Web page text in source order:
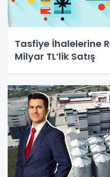
Tasfiye İhalelerine
Milyar TL’lik Satış